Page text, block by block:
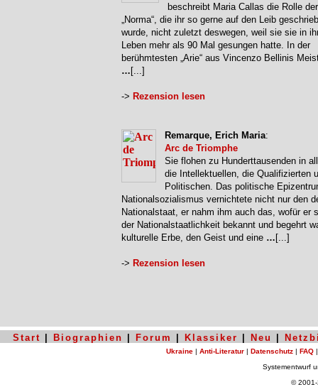
beschreibt Maria Callas die Rolle der
„Norma“, die ihr so gerne auf den Leib
wurde, nicht zuletzt deswegen, weil sie sie in
Leben mehr als 90 Mal gesungen hatte. In der
berühmtesten „Arie“ aus Vincenzo Bellinis
… [...]
-> Rezension lesen
Remarque, Erich Maria:
Arc de Triomphe
Sie flohen zu Hunderttausenden in
die Intellektuellen, die Qualifizierten
Politischen. Das politische
Nationalsozialismus vernichtete nicht nur den
Nationalstaat, er nahm ihm auch das, wofür er
der Nationalstaatlichkeit bekannt und begehrt
kulturelle Erbe, den Geist und eine … [...]
-> Rezension lesen
Start Biographien Forum Klassiker Neu
Ukraine | Anti-Literatur | Datenschutz | FAQ
Systementwurf
©